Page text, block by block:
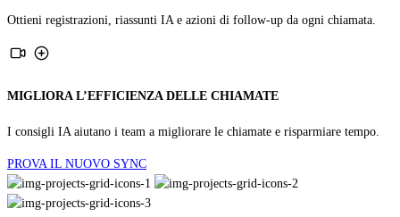
Ottieni registrazioni, riassunti IA e azioni di follow-up da ogni chiamata.
MIGLIORA L’EFFICIENZA DELLE CHIAMATE
I consigli IA aiutano i team a migliorare le chiamate e risparmiare tempo.
PROVA IL NUOVO SYNC